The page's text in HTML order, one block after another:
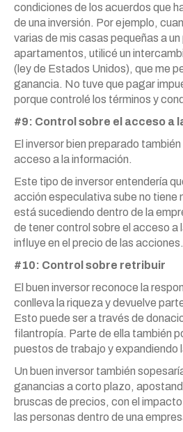
condiciones de los acuerdos que
de una inversión. Por ejemplo,
varias de mis casas pequeñas a
apartamentos, utilicé un
(ley de Estados Unidos), que me
ganancia. No tuve que pagar
porque controlé los términos y
#9: Control sobre el acceso a
El inversor bien preparado
acceso a la información.
Este tipo de inversor entendería
acción especulativa sube no tiene
está sucediendo dentro de la
de tener control sobre el acceso a
influye en el precio de las acciones.
#10: Control sobre retribuir
El buen inversor reconoce la
conlleva la riqueza y devuelve
Esto puede ser a través de
filantropía. Parte de ella también
puestos de trabajo y expandiendo
Un buen inversor también
ganancias a corto plazo,
bruscas de precios, con el
las personas dentro de una